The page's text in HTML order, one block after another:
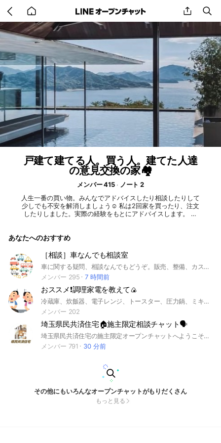
back
to
home
share
戸建て建てる人。買う人。建てた人達
の意見交換の家🏘
メンバー 415
ノート 2
人生一番の買い物。みんなでアドバイスしたり相談したりして
少しでも不安を解消しましょう☺️ 私は2回家を買ったり、注文
したりしました。実際の経験をもとにアドバイスします。 ラ
行為、マウント行為御法度です。みんなの尊厳と敬意をもって
宅#新築#中古#住宅ローン#土地#上物相場
あなたへのおすすめ
［相談］車なんでも相談室
車に関する疑問、相談なんでもどうぞ。販売、整備、カスタム等の経験者が相談に乗ります。 #自動車 #故障 #修理 #鈑金 #板金 #カスタム #自動車保険 #塗装 #車検
メンバー 295
7 時間前
おススメ❗️調理家電を教えて🍙
冷蔵庫、炊飯器、電子レンジ、トースター、圧力鍋、ミキサー、コンベクションオーブン、低温調理器、コーヒーメーカー、食器洗い機、食器乾燥機、IHクッキングヒーター、ホットプレート、たこ焼き機、ホームベーカリー、電気ケトル、餅つき機、オススメ調理家電を教えて❗️ 北海道／青森／岩手／宮城／秋田／山形／福島／茨城／栃木／群馬／埼玉／千葉／東京／神奈川／新潟／富山／石川／福井／山梨／長野／岐阜／静岡／愛知／三重／滋賀／京都／大阪／兵庫／奈良／和歌山／鳥取／島根／岡山／広島／山口／徳島／香川／愛媛／高知／福岡／佐賀／長崎／熊本／大分／宮崎／鹿児島／沖縄／日本／外食／ランチ／レシピ／ごはん／料理／自炊／メニュー／居酒屋／家のみ／ダイエット／体重／運動／観光／旅行／トラベル／イベント／ビジネス／情報／投資／仮想通貨／株式／ジョブ／求人／就職／仕事／医療従事者／保険／金融／恋愛／恋バナ／告白／女子力／メイク／コスメ／美容／ファッション／災害／防災／消防／警察／自衛隊／キャンプ／アウトドア／釣り／登山／里山／写真／カメラ／映え／撮影／占い／人生／メンタル／人間関係／不安／辛い／悩み／愚痴／秘密／寂しい／かまって／孤独／ストレス／癒し／相談／雑談／ゲーム／リモート／オンライン／初心者／限定／生活／孤独／夫婦／主婦／簡単／大人／子育て／育児／介護／福祉／勉強/縦型洗濯機、ドラム型洗濯機、冷蔵庫、掃除機、スティッククリーナー、空気清浄機、エアコン、除湿器、加湿器、扇風機、電気ストーブ、布団乾燥機、衣類乾燥機、炊飯器、電子レンジ、圧力鍋、コンベクションオーブン、低温調理、コーヒーメーカー、食器洗い機、食器乾燥機、IHクッキングヒーター、ホットプレート、たこ焼き機、ホームベーカリー、電気ケトル、餅つき機、ヘアドライヤー、ヘアアイロン、シェーバー、電動歯ブラシ、体重計、ダイエット家電、マッサージチェア、美顔器、美顔ローラー、メンズグルーミング、マッサージ機器、家庭用脱毛機、液晶テレビ、有機ELUSBメモリ、HDD、SSD、外付けモニター、電話機、防犯カメラ、LEDシーリングライト、電球、電池自炊 簡単 カメラ 映え 一人暮らし 自炊 美容 メイク 一人暮らし 料理 自炊 節約 自炊 レシピ 自炊 ダイエット 運動 痩せる ダイエット ニキビ ケア 肌 ケア 1人 寂しい 映画 おすすめ ニキビ
メンバー 202
埼玉県民共済住宅🏠施主限定相談チャット🗣︎
埼玉県民共済住宅の施主限定オープンチャットへようこそ！(2024.12.27作成) このチャットは、埼玉県民共済住宅を利用されている施主(あるいはこれから施主になる予定)の皆さまが情報を共有し、疑問を解決し合う場です。 家づくりの体験談、工事中の疑問、完成後のアフターケアに関する情報交換など、気軽にお話ししましょう。 同じ経験を持つ仲間とつながることで、より良い家づくりをサポートし合えると思っております。 参加条件: ★埼玉県民共済住宅で家を建てた、または現在建設中・建設予定の施主であること ※施主以外の方（例えば建築業者や営業関係者）の参加はご遠慮ください ルール: ★県民共済住宅の家づくりに関することを投稿してください ★お互いを尊重した発言を心がけてください ★個人情報や建物の具体的な住所などの公開はお控えください ★不適切な発言や行動があった場合、管理者の判断で退出いただくことがあります ★質問する前になるべく検索機能で過去のやり取りをお調べ下さいm(*_ _)m ただ、内容が更新されている可能性もあるので、そのうえで同じ質問をするのはよしとします ※よりよいオプチャにするため、管理者の判断で条件・ルールを変更・追加することがあります。ご了承ください。 皆さまのご参加をお待ちしています！ ※業者の方へ 家づくりが初めて、あるいは県民を初めて利用する施主も多いです。 純粋に、これで問題ないか？と相談し合っており、業者の方から見ると不快に感じることがあるかもしれません。 許容できない可能性がある方は参加をご辞退いただければと思います。 #埼玉県民共済住宅 #県民共済住宅 #注文住宅
メンバー 791
30 分前
その他にもいろんなオープンチャットがもりだくさん
もっと見る